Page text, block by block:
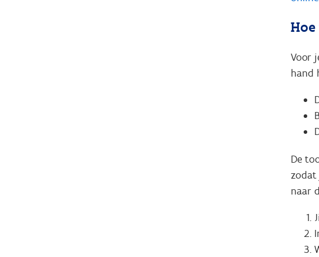
Voor
hand
De
zodat
naar